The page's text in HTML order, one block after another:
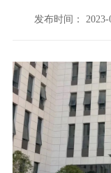
发布时间：